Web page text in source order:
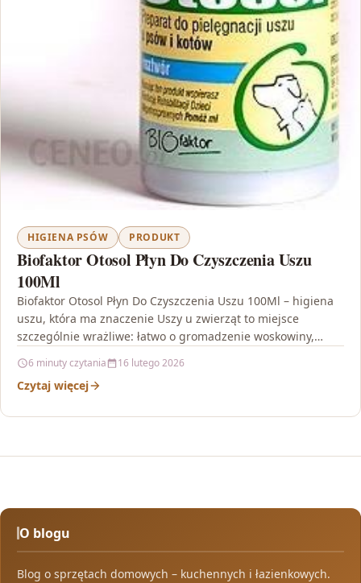
HIGIENA PSÓW PRODUKT
Biofaktor Otosol Płyn Do Czyszczenia Uszu
100Ml
Biofaktor Otosol Płyn Do Czyszczenia Uszu 100Ml – higiena
uszu, która ma znaczenie Uszy u zwierząt to miejsce
szczególnie wrażliwe: łatwo o gromadzenie woskowiny,…
6 minuty czytania 16 lutego 2026
Czytaj więcej
O blogu
Blog o sprzętach domowych – kuchennych i łazienkowych.